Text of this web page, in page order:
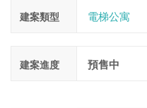
建案類型 電梯公寓
建案進度 預售中